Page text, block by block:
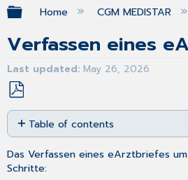
Expand/collapse
Home CGM MEDISTAR
Verfassen eines
Last updated May 26, 2026
Save
as
PDF
Table of contents
Empfänger
und
Das Verfassen eines eArztbriefes
Schritte: